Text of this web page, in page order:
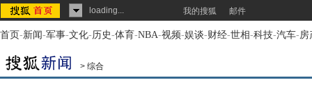
loading... 我的搜狐 邮件
首页-新闻-军事-文化-历史-体育-NBA-视频-娱谈-财经-世相-科技-汽车-房
> 综合